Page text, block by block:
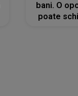
bani. O
poate